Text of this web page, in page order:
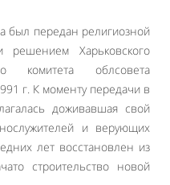
был передан религиозной
решением Харьковского
комитета облсовета
г. К моменту передачи в
доживавшая свой
и верующих
лет восстановлен из
строительство новой